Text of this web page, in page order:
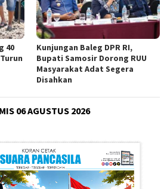
40
Kunjungan Baleg DPR RI,
Bupati Samosir Dorong RUU
Masyarakat Adat Segera
Disahkan
06 AGUSTUS 2026